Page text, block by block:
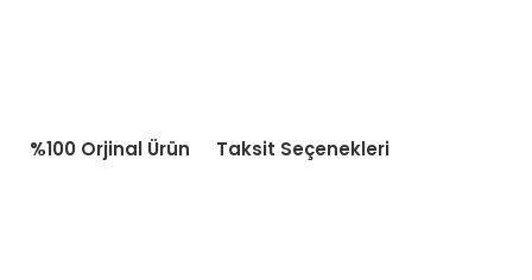
%100 Orjinal Ürün Taksit Seçenekleri